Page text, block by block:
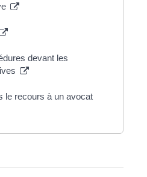
devant les
le recours à un avocat